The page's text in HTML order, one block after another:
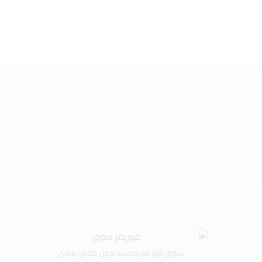
سوق فوريفر,مكسب بدون مقابل مادى